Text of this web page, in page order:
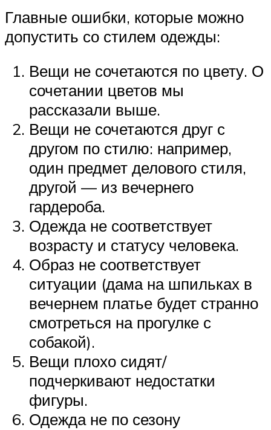
Главные ошибки, которые можно
допустить со стилем одежды:
Вещи не сочетаются по цвету. О
сочетании цветов мы
рассказали выше.
Вещи не сочетаются друг с
другом по стилю: например,
один предмет делового стиля,
другой — из вечернего
гардероба.
Одежда не соответствует
возрасту и статусу человека.
Образ не соответствует
ситуации (дама на шпильках в
вечернем платье будет странно
смотреться на прогулке с
собакой).
Вещи плохо сидят/
подчеркивают недостатки
фигуры.
Одежда не по сезону